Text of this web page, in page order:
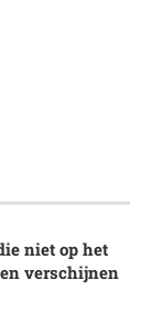
niet op het
verschijnen